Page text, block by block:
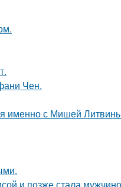
Чен.
именно с Мишей